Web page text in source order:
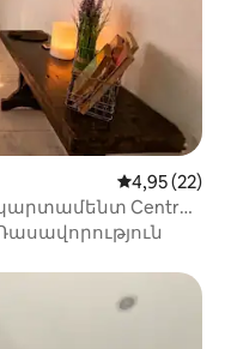
Միջին
4,95 (22)
Centro